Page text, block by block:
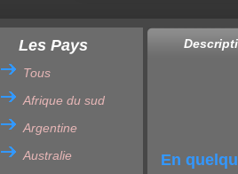
Les Pays
Tous
Afrique du sud
Argentine
Australie
En